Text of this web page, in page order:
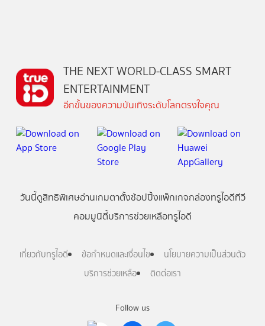
Follow us
THE NEXT WORLD-CLASS SMART
ENTERTAINMENT
อีกขั้นของความบันเทิงระดับโลกตรงใจคุณ
วันนี้ดูสิทธิพิเศษอ่านเกมตาตั้งช้อปปิ้งแพ็กเกจกล่องทรูไอดีทีวี
คอมมูนิตี้บริการช่วยเหลือทรูไอดี
เกี่ยวกับทรูไอดี ข้อกำหนดและเงื่อนไข
นโยบายความเป็นส่วนตัว
บริการช่วยเหลือ
ติดต่อเรา